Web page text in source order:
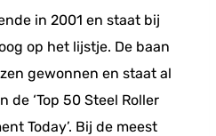
in 2001 en staat bij
op het lijstje. De baan
gewonnen en staat al
de ‘Top 50 Steel Roller
Today’. Bij de meest